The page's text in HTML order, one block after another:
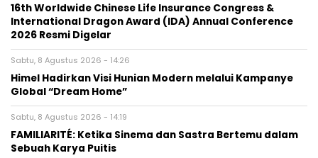
16th Worldwide Chinese Life Insurance Congress &
International Dragon Award (IDA) Annual Conference
2026 Resmi Digelar
Sabtu, 8 Agustus 2026 - 14:26
Himel Hadirkan Visi Hunian Modern melalui Kampanye
Global “Dream Home”
Sabtu, 8 Agustus 2026 - 14:19
FAMILIARITÉ: Ketika Sinema dan Sastra Bertemu dalam
Sebuah Karya Puitis